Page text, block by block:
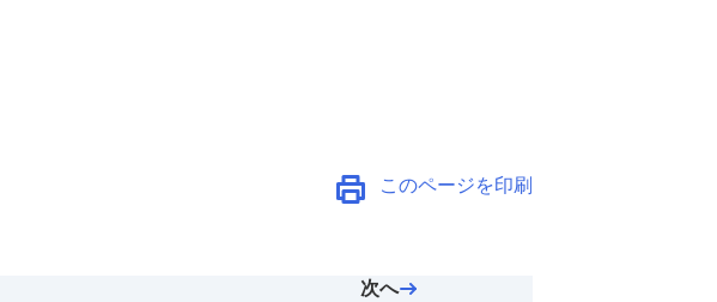
このページを印刷
次へ